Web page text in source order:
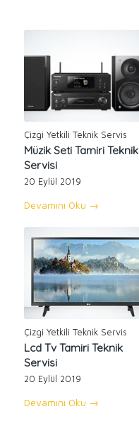
Çizgi Yetkili Teknik Servis
Müzik Seti Tamiri Teknik
Servisi
20 Eylül 2019
Devamını Oku →
Çizgi Yetkili Teknik Servis
Lcd Tv Tamiri Teknik
Servisi
20 Eylül 2019
Devamını Oku →